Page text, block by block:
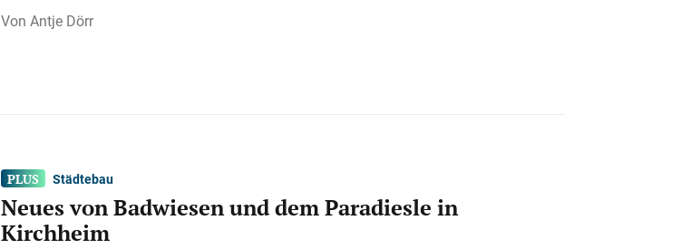
Antje Dörr
Städtebau
Neues von Badwiesen und dem Paradiesle in
Kirchheim